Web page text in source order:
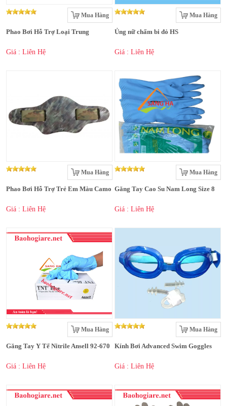
Mua Hàng
Phao Bơi Hỗ Trợ Loại Trung
Giá : Liên Hệ
Mua Hàng
Ủng nữ chấm bi đỏ HS
Giá : Liên Hệ
Mua Hàng
Phao Bơi Hỗ Trợ Trẻ Em Màu Camo
Giá : Liên Hệ
Mua Hàng
Găng Tay Cao Su Nam Long Size 8
Giá : Liên Hệ
Mua Hàng
Găng Tay Y Tế Nitrile Ansell 92-670
Giá : Liên Hệ
Mua Hàng
Kính Bơi Advanced Swim Goggles
Giá : Liên Hệ